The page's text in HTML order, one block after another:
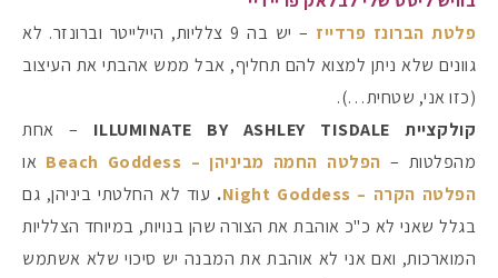
פלטת הברונז פרדייז
– יש בה 9 צלליות, היילייטר וברונזר. לא
גוונים שלא ניתן למצוא להם תחליף, אבל ממש אהבתי את העיצוב
(כזו אני, שטחית…).
קולקציית ILLUMINATE BY ASHLEY TISDALE
– אחת
מהפלטות – הפלטה החמה מביניהן – Beach Goddess
או
הפלטה הקרה – Night Goddess
. עוד לא החלטתי ביניהן, גם
בגלל שאני לא כ"כ אוהבת את הצורה שהן בנויות, במיוחד הצלליות
המוארכות, ואם אני לא אוהבת את המבנה יש סיכוי שלא אשתמש